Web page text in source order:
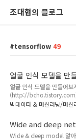
조대협의 블로그
tensorflow 49
얼굴 인식 모델을 만
얼굴 인식 모델을 만들어
(http://bcho.tistory.com)
끝냈다. 그렇다면 학습된
데, 체크포인트에는 저장
된 변수 (Weight,bias etc)
코드로 그래프를 그려준 다
빅데이타 & 머신러닝/머신
Wide and deep
Wide & deep model 알아